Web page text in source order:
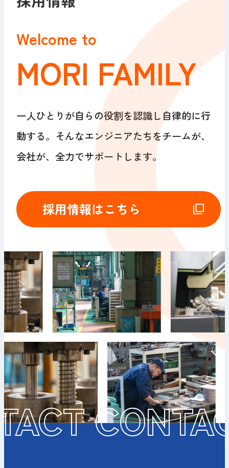
Welcome to
MORI FAMILY
一人ひとりが自らの役割を認識し自律的に行
動する。 そんなエンジニアたちをチームが、
会社が、全力でサポートします。
採用情報はこちら